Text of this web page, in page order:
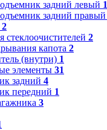
задний левый 1
задний правый
2
стеклоочистителей 2
капота 2
(внутри) 1
элементы 31
задний 4
передний 1
3